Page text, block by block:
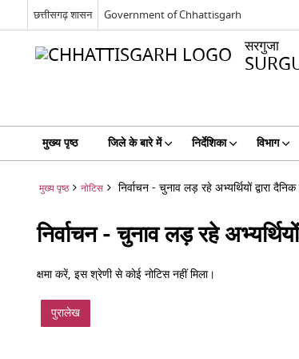
छत्तीसगढ़ शासन Government of Chhattisgarh
सरगुजा
मुख्य पृष्ठ जिले के बारे में निर्देशिका विभाग
मुख्य पृष्ठ नोटिस निर्वाचन - चुनाव लड़ रहे अभ्यर्थियों द्वारा
निर्वाचन - चुनाव लड़ रहे
क्षमा करें, इस श्रेणी से कोई नोटिस नहीं मिला।
पुरालेख